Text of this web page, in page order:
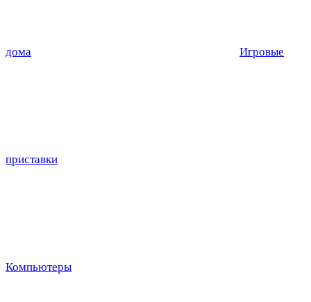
дома Игровые
приставки
Компьютеры